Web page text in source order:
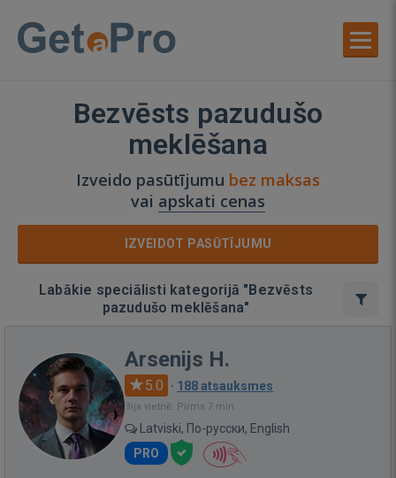
Bezvēsts pazudušo
meklēšana
Izveido pasūtījumu bez maksas
vai apskati cenas
IZVEIDOT PASŪTĪJUMU
Labākie speciālisti kategorijā "Bezvēsts
pazudušo meklēšana"
Arsenijs H.
5.0 · 188 atsauksmes
Bija vietnē: Pirms 7 min.
Latviski, По-русски, English
PRO